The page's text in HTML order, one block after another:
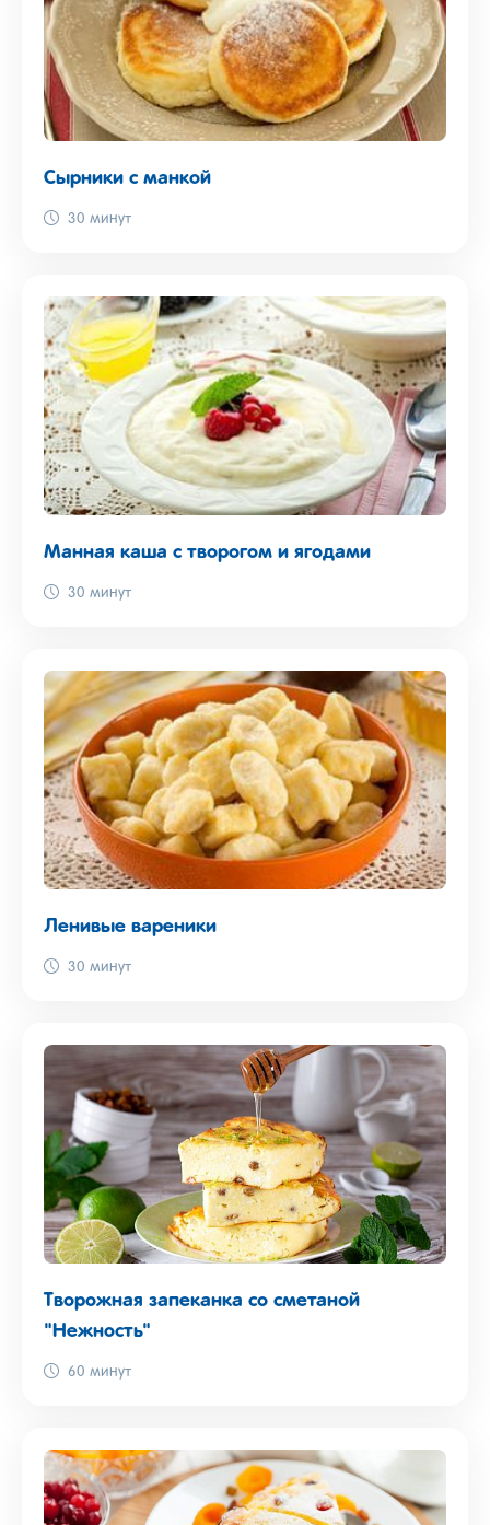
Сырники с манкой
30 минут
Манная каша с творогом и ягодами
30 минут
Ленивые вареники
30 минут
Творожная запеканка со сметаной
"Нежность"
60 минут